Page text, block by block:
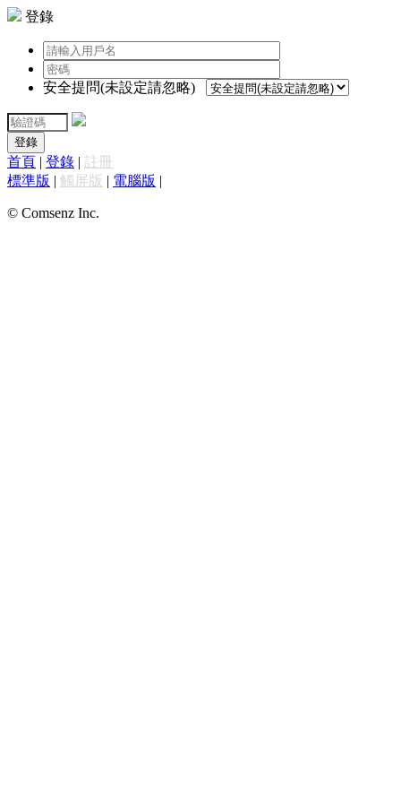
登錄
安全提問(未設定請忽略)
登錄
首頁 | 登錄 | 註冊
標準版 | 觸屏版 | 電腦版 |
© Comsenz Inc.